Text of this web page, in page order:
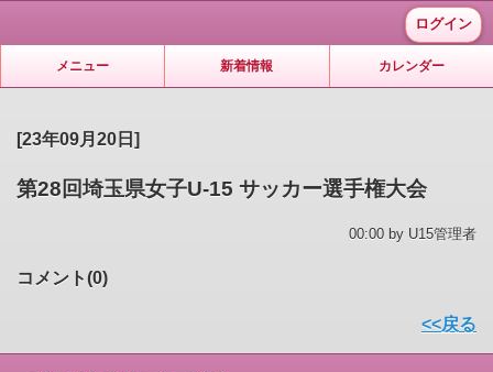
ログイン
メニュー 新着情報 カレンダー
[23年09月20日]
第28回埼玉県女子U-15 サッカー選手権大会
00:00 by U15管理者
コメント(0)
<<戻る